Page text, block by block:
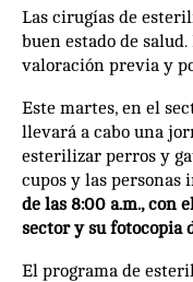
Las cirugías de
buen estado de
valoración previa y
Este martes, en el
llevará a cabo una
esterilizar perros y
cupos y las personas
de las 8:00 a.m., con
sector y su fotocopia
El programa de